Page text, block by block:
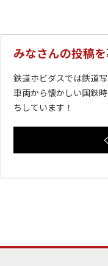
みなさんの投稿
鉄道ホビダスでは鉄道
車両から懐かしい国鉄
ちしています！